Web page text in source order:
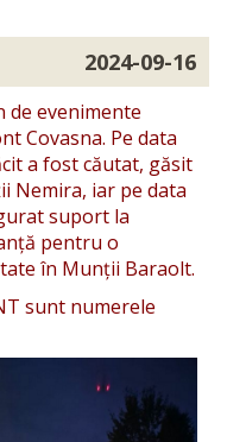
2024-09-16
de evenimente
Covasna. Pe data
a fost căutat, găsit
Nemira, iar pe data
suport la
pentru o
în Munții Baraolt.
sunt numerele